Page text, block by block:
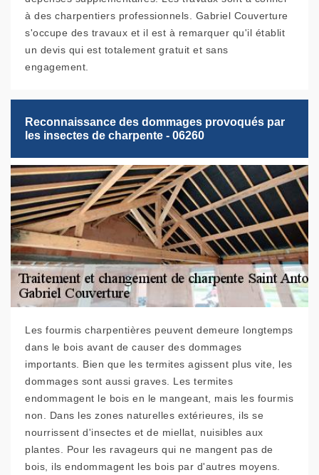
à des charpentiers professionnels. Gabriel Couverture
s'occupe des travaux et il est à remarquer qu'il établit
un devis qui est totalement gratuit et sans
engagement.
Reconnaissance des dommages provoqués par
les insectes de charpente - 06260
Les fourmis charpentières peuvent demeure longtemps
dans le bois avant de causer des dommages
importants. Bien que les termites agissent plus vite, les
dommages sont aussi graves. Les termites
endommagent le bois en le mangeant, mais les fourmis
non. Dans les zones naturelles extérieures, ils se
nourrissent d'insectes et de miellat, nuisibles aux
plantes. Pour les ravageurs qui ne mangent pas de
bois, ils endommagent les bois par d'autres moyens.